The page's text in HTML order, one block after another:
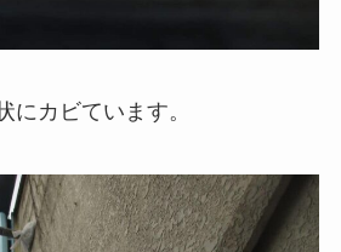
にカビています。